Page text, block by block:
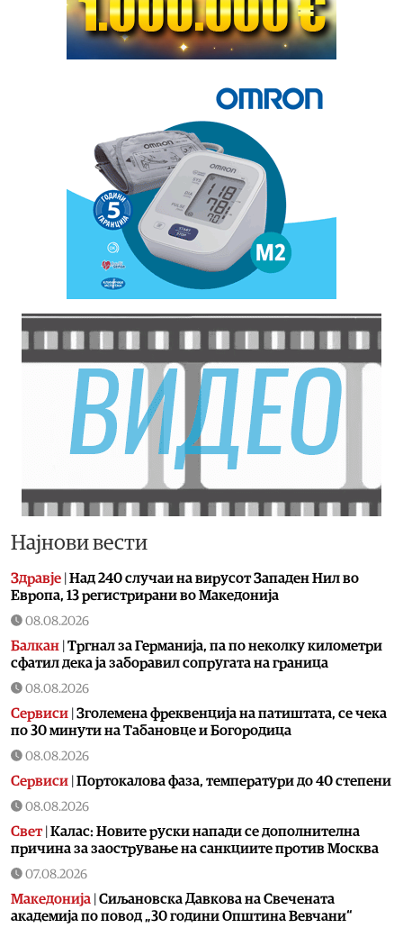
Најнови вести
Здравје Над 240 случаи на вирусот Западен Нил во
Европа, 13 регистрирани во Македонија
08.08.2026
Балкан Тргнал за Германија, па по неколку километри
сфатил дека ја заборавил сопругата на граница
08.08.2026
Сервиси Зголемена фреквенција на патиштата, се чека
по 30 минути на Табановце и Богородица
08.08.2026
Сервиси Портокалова фаза, температури до 40 степени
08.08.2026
Свет| Калас: Новите руски напади се дополнителна
причина за заострување на санкциите против Москва
07.08.2026
Македонија Сиљановска Давкова на Свечената
академија по повод „30 години Општина Вевчани“